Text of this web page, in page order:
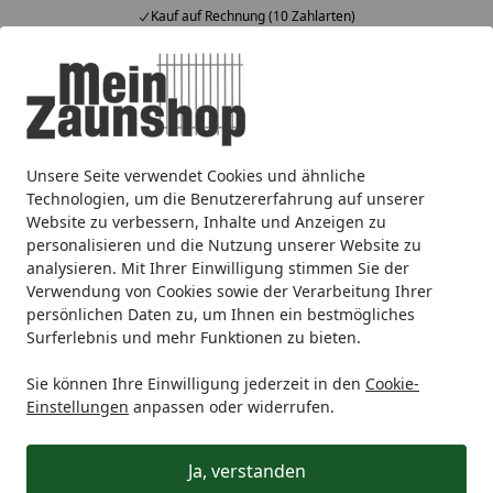
Unsere Seite verwendet Cookies und ähnliche
Technologien, um die Benutzererfahrung auf unserer
Website zu verbessern, Inhalte und Anzeigen zu
personalisieren und die Nutzung unserer Website zu
analysieren. Mit Ihrer Einwilligung stimmen Sie der
Verwendung von Cookies sowie der Verarbeitung Ihrer
persönlichen Daten zu, um Ihnen ein bestmögliches
Surferlebnis und mehr Funktionen zu bieten.
Sie können Ihre Einwilligung jederzeit in den Cookie-
Einstellungen anpassen oder widerrufen.
Ja, verstanden
Kauf auf Rechnung (10 Zahlarten)
Alle Produkte
Mein Konto
Suchen
Startseite
Sichtschutz Holz FelixWood Modern
Felixwood Sichtschutz Modern
Ihre Artikelübersicht
Kategorien
Filter / Sortierung